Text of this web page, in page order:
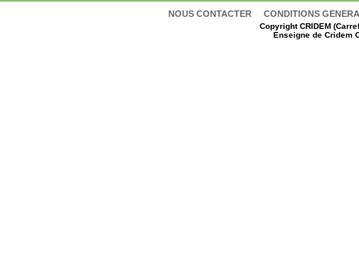
NOUS CONTACTER CONDITIONS
CopyrightCRIDEM
Enseigne de Cridem